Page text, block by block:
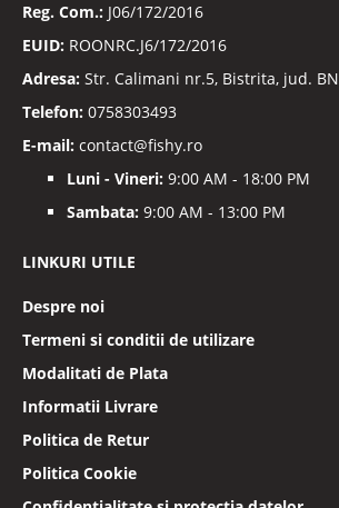
Reg. Com.: J06/172/2016
EUID: ROONRC.J6/172/2016
Adresa: Str. Calimani nr.5, Bistrita, jud. BN
Telefon: 0758303493
E-mail: contact@fishy.ro
Luni - Vineri: 9:00 AM - 18:00 PM
Sambata: 9:00 AM - 13:00 PM
LINKURI UTILE
Despre noi
Termeni si conditii de utilizare
Modalitati de Plata
Informatii Livrare
Politica de Retur
Politica Cookie